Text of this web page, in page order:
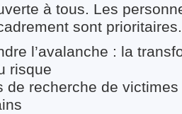
à tous. Les
sont prioritaires.
l’avalanche : la
risque
de recherche de victimes